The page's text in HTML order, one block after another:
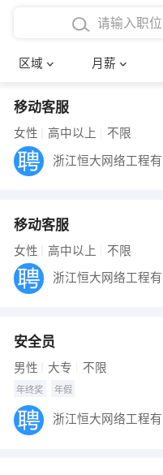
区域 月薪
4000-5000元
8000-12000元
12000-20000元
博士
文员
财务会计
网络IT
快递员
水电/机修
出纳
编辑
移动客服
女性 高中以上 不限
移动客服
女性 高中以上 不限
安全员
男性 大专 不限
年终奖 年假